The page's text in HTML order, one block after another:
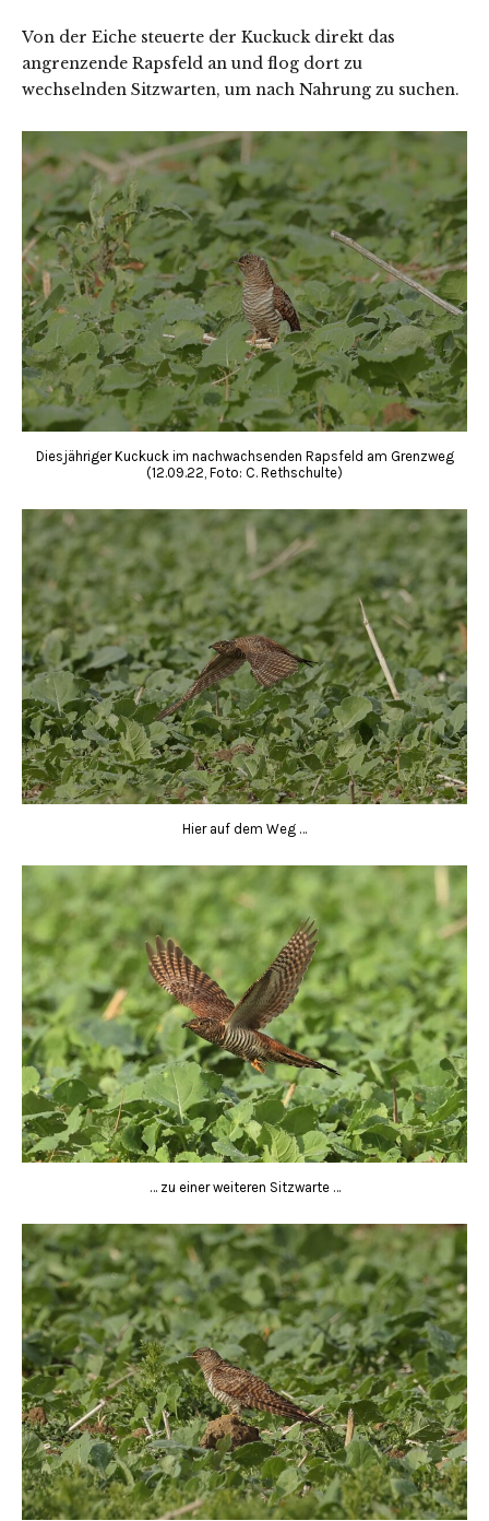
Von der Eiche steuerte der Kuckuck direkt das
angrenzende Rapsfeld an und flog dort zu
wechselnden Sitzwarten, um nach Nahrung zu suchen.
Diesjähriger Kuckuck im nachwachsenden Rapsfeld am Grenzweg
(12.09.22, Foto: C. Rethschulte)
Hier auf dem Weg …
… zu einer weiteren Sitzwarte …